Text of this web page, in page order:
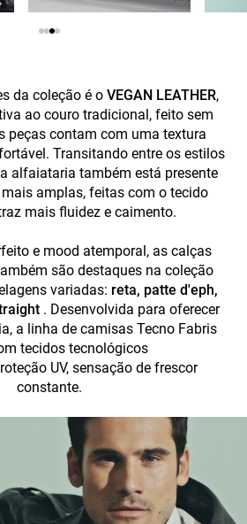
da coleção é o VEGAN LEATHER,
ao couro tradicional, feito sem
peças contam com uma textura
Transitando entre os estilos
alfaiataria também está presente
amplas, feitas com o tecido
mais fluidez e caimento.
e mood atemporal, as calças
são destaques na coleção
variadas: reta, patte d'eph,
. Desenvolvida para oferecer
a linha de camisas Tecno Fabris
tecidos tecnológicos
UV, sensação de frescor
constante.